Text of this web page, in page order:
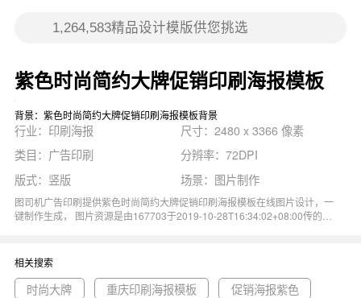
紫色时尚简约大牌促销印刷海报模板
背景：紫色时尚简约大牌促销印刷海报模板背景
行业：印刷海报
尺寸：2480 x 3366 像素
类目：广告印刷
分辨率：72DPI
版式：竖版
场景：图片制作
图司机广告印刷提供紫色时尚简约大牌促销印刷海报模板在线图片设计，一
键制作生成， 图片资源是由167703于2019-10-28T16:34:02+08:00传的作
属于促销, 时尚, 优惠, 简约, 紫色主题。 主要用于印刷海报行业，为您推荐
与紫色时尚简约大牌促销印刷海报模板相关的专题时尚大牌, 重庆印刷海报
模板, 促销海报紫色等优质图片模板资源。
相关搜索
时尚大牌 重庆印刷海报模板 促销海报紫色